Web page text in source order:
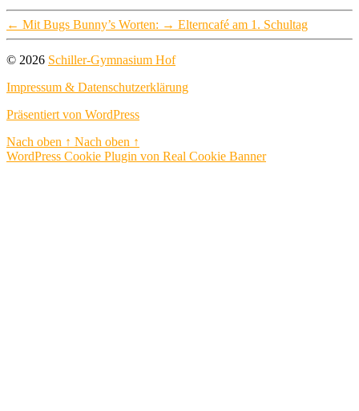
← Mit Bugs Bunny’s Worten: → Elterncafé am 1. Schultag
© 2026 Schiller-Gymnasium Hof
Impressum & Datenschutzerklärung
Präsentiert von WordPress
Nach oben ↑ Nach oben ↑
WordPress Cookie Plugin von Real Cookie Banner